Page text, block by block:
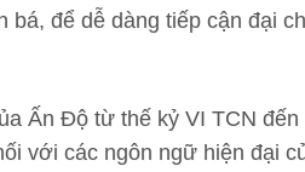
để dễ dàng tiếp cận đại
Ấn Độ từ thế kỷ VI TCN
với các ngôn ngữ hiện đại